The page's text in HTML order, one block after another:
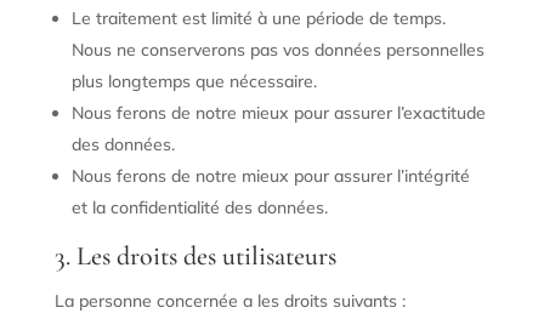
Le traitement est limité à une période de temps.
Nous ne conserverons pas vos données personnelles
plus longtemps que nécessaire.
Nous ferons de notre mieux pour assurer l’exactitude
des données.
Nous ferons de notre mieux pour assurer l’intégrité
et la confidentialité des données.
3. Les droits des utilisateurs
La personne concernée a les droits suivants :